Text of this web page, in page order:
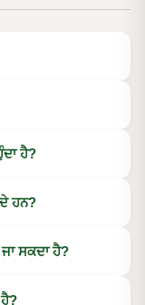
ਹੈ?
ਹਨ?
ਸਕਦਾ ਹੈ?